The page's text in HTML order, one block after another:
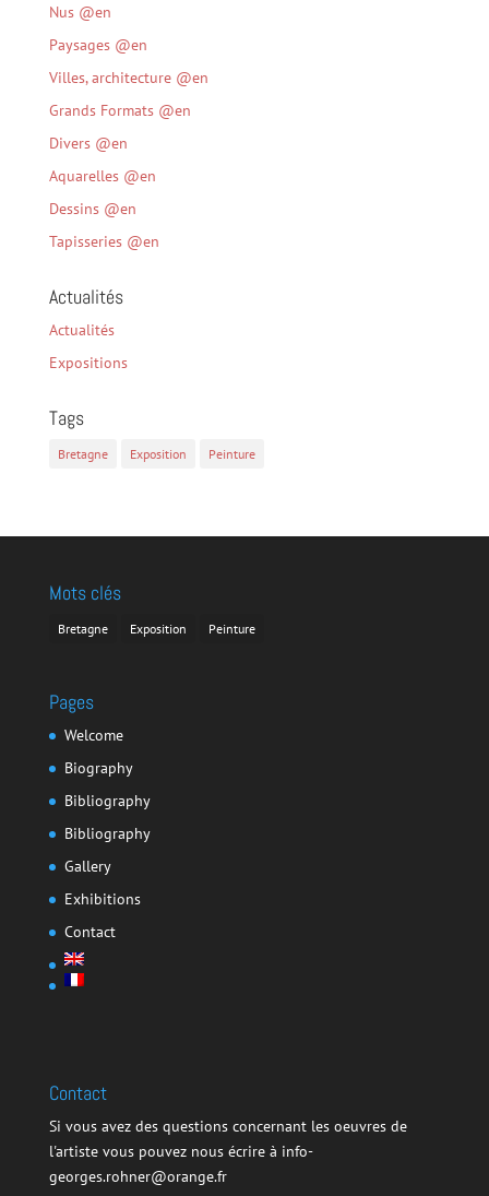
Nus @en
Paysages @en
Villes, architecture @en
Grands Formats @en
Divers @en
Aquarelles @en
Dessins @en
Tapisseries @en
Actualités
Actualités
Expositions
Tags
Bretagne Exposition Peinture
Mots clés
Bretagne Exposition Peinture
Pages
Welcome
Biography
Bibliography
Bibliography
Gallery
Exhibitions
Contact
Contact
Si vous avez des questions concernant les oeuvres de
l'artiste vous pouvez nous écrire à info-
georges.rohner@orange.fr